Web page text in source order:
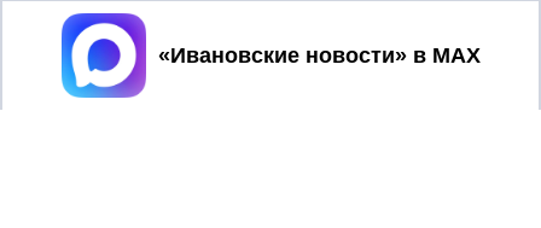
Принять